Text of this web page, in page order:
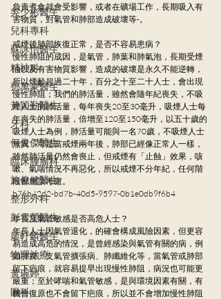
吳少彬醫生
兒科專科
蘇詠怡醫生
精神科
鄧萬豪醫生
黃穎勤醫生
牙科
何俊傑醫生
臨床腫瘤科
施俊健醫生
整形外科
彭雪瑩醫生
廖軒麟醫生
物理治療
黃琬婷
眼科
負責煮食就會受影響，或者在礦場工作，長期吸入有
害物質，對氣管和肺部造成破壞等-。
戒煙後肺部恢復正常，是否不容易患病？
慢性肺阻的成因，是氣管，肺葉和肺氣泡，長期受煙
油以及有害物質影響，造成的破壞是永久不能逆轉，
所以煙齡超過二十年，百分之十至二十人士，會出現
慢性肺阻；我們的肺活量，雖然會隨年紀喪失，不吸
煙人士的肺活量，每年喪失20至30毫升，吸煙人士每
年喪失的肺活量，倍增至120至150毫升，以五十歲的
吸煙人士為例，肺活量可能與一名70歲，不吸煙人士
無異，可是當戒煙兩年後，肺部已經像正常人一樣，
雖然肺活量仍然會喪止，但戒煙有「止蝕」效果，咳
嗽、氣喘情況不再惡化，所以戒煙不分年紀，任何階
段都應該考慮。
b76b42d2-bd7b-40d5-9597-0b1e0db9f6b4
年長及氣管敏感是否高危人士？
年長人士因氣管退化，的確會構成風險因素，但更容
易造成高危的情況，是曾經感染與氣管有關的病，例
如肺癆、支氣管擴張病、肺纖維化等，當氣管或肺部
留下疤痕，就容易提早出現慢性肺阻，病況也可能更
嚴重；至於哮喘和氣管敏感，是與環境因素有關，有
機會復原也不會留下疤痕，所以並不會增加慢性肺阻